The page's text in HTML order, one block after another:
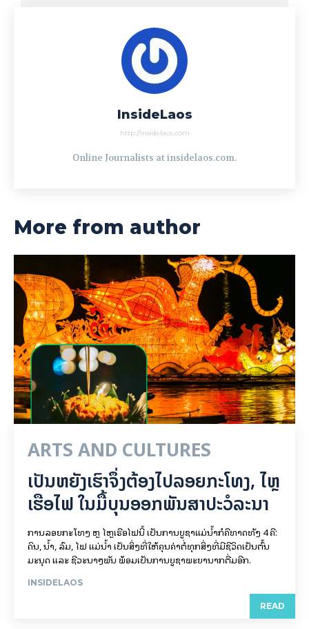
InsideLaos
http://insidelaos.com
Online Journalists at insidelaos.com.
More from author
ARTS AND CULTURES
ເປັນ​ຫຍັງ​ເຮົາ​ຈຶ່ງ​ຕ້ອງ​ໄປລອຍ​ກະ​ໂທງ, ໄຫຼ​
ເຮືອ​ໄຟ ໃນ​ມື້​​ບຸນ​ອອກ​ພັນ​ສາ​ປະ​ວໍ​ລະ​ນາ
ການລອຍ​ກະ​ໂທງ ຫຼື ໄຫຼເຮືອໄຟນີ້ ເປັນການບູຊາແມ່ນໍ້າກໍຄືທາດທັງ 4 ຄື:
ດິນ, ນໍ້າ, ລົມ, ໄຟ ແມ່ນໍ້າ ເປັນສິ່ງທີ່ໃຫ້ຄຸນຄ່າຕໍ່ທຸກສິ່ງທີ່ມີຊີວິດເປັນຕົ້ນ
ມະນຸດ ແລະ ຊີວະນາໆພັນ ພ້ອມເປັນການບູຊາພະຍານາກຕື່ມອີກ.
INSIDELAOS
READ